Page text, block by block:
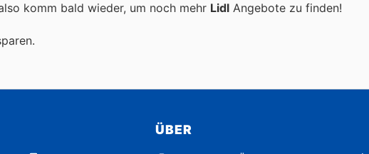
komm bald wieder, um noch mehr Lidl Angebote zu finden!
ÜBER